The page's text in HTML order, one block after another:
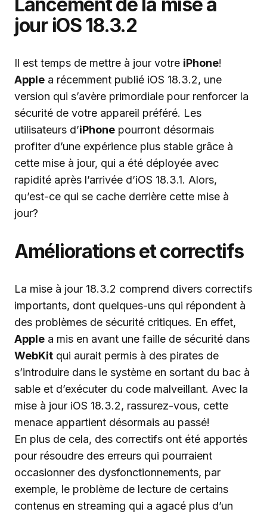
Lancement de la mise à
jour iOS 18.3.2
Il est temps de mettre à jour votre iPhone!
Apple a récemment publié iOS 18.3.2, une
version qui s’avère primordiale pour renforcer la
sécurité de votre appareil préféré. Les
utilisateurs d’iPhone pourront désormais
profiter d’une expérience plus stable grâce à
cette mise à jour, qui a été déployée avec
rapidité après l’arrivée d’iOS 18.3.1. Alors,
qu’est-ce qui se cache derrière cette mise à
jour?
Améliorations et correctifs
La mise à jour 18.3.2 comprend divers correctifs
importants, dont quelques-uns qui répondent à
des problèmes de sécurité critiques. En effet,
Apple a mis en avant une faille de sécurité dans
WebKit qui aurait permis à des pirates de
s’introduire dans le système en sortant du bac à
sable et d’exécuter du code malveillant. Avec la
mise à jour iOS 18.3.2, rassurez-vous, cette
menace appartient désormais au passé!
En plus de cela, des correctifs ont été apportés
pour résoudre des erreurs qui pourraient
occasionner des dysfonctionnements, par
exemple, le problème de lecture de certains
contenus en streaming qui a agacé plus d’un